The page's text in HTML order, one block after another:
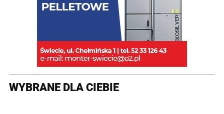
WYBRANE DLA CIEBIE